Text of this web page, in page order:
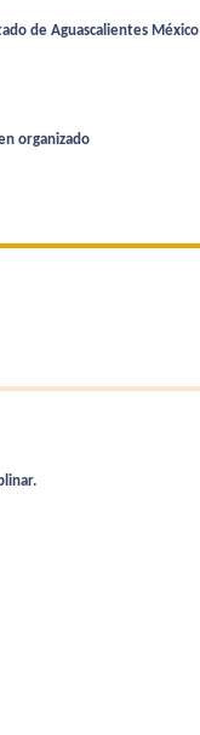
de Aguascalientes México
organizado